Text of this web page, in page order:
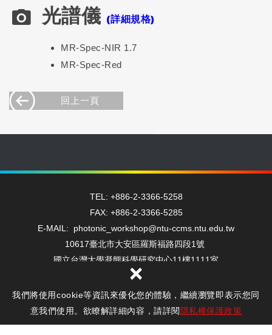
我們將使用cookie等資訊來優化您的體驗，繼續瀏覽即表示您同
意我們使用。欲瞭解詳細內容，請詳閱隱私權保護政策
×
光譜儀 (詳細規格)
MR-Spec-NIR 1.7
MR-Spec-Red
回上一頁
TEL: +886-2-3366-5258
FAX: +886-2-3366-5285
E-MAIL: photonic_workshop@ntu-ccms.ntu.edu.tw
10617臺北市大安區羅斯福路四段1號
國立台灣大學凝態科學研究中心11樓1111室
Copyright © 光電工坊 All Rights Reserved.
隱私權保護政策
網頁設計 : 新視野